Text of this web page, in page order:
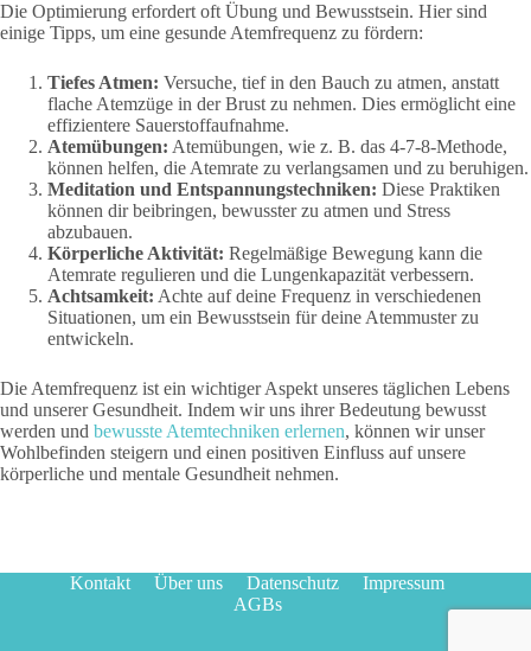
Die Optimierung erfordert oft Übung und Bewusstsein. Hier sind
einige Tipps, um eine gesunde Atemfrequenz zu fördern:
Tiefes Atmen: Versuche, tief in den Bauch zu atmen, anstatt
flache Atemzüge in der Brust zu nehmen. Dies ermöglicht eine
effizientere Sauerstoffaufnahme.
Atemübungen: Atemübungen, wie z. B. das 4-7-8-Methode,
können helfen, die Atemrate zu verlangsamen und zu beruhigen.
Meditation und Entspannungstechniken: Diese Praktiken
können dir beibringen, bewusster zu atmen und Stress
abzubauen.
Körperliche Aktivität: Regelmäßige Bewegung kann die
Atemrate regulieren und die Lungenkapazität verbessern.
Achtsamkeit: Achte auf deine Frequenz in verschiedenen
Situationen, um ein Bewusstsein für deine Atemmuster zu
entwickeln.
Die Atemfrequenz ist ein wichtiger Aspekt unseres täglichen Lebens
und unserer Gesundheit. Indem wir uns ihrer Bedeutung bewusst
werden und bewusste Atemtechniken erlernen, können wir unser
Wohlbefinden steigern und einen positiven Einfluss auf unsere
körperliche und mentale Gesundheit nehmen.
Kontakt Über uns Datenschutz
Impressum
AGBs